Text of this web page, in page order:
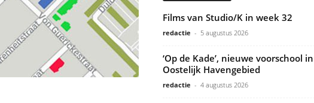
Films van Studio/K in week 32
redactie - 5 augustus 2026
‘Op de Kade’, nieuwe voorschool in
Oostelijk Havengebied
redactie - 4 augustus 2026